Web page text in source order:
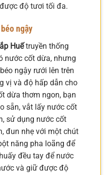
độ tươi tối đa.
ngậy
Huếtruyền thống
nước cốt dừa, nhưng
ngậy rưới lên trên
vị và độ hấp dẫn cho
dừa thơm ngon, bạn
sẵn, vắt lấy nước cốt
sử dụng nước cốt
đun nhẹ với một chút
năng pha loãng để
đều tay để nước
và giữ được độ